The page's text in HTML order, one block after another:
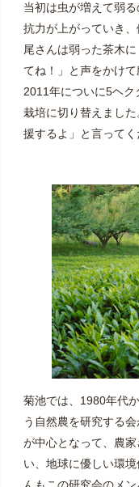
当初は虫が増えて弱
抗力が上がっていき
尾さんは弱った茶木
てね！」と声をかけて
2011年についに5ヘク
栽培に切り替えまし
援するよ」と言ってく
菊池では、1980年代
う自然農を研究する
が中心となって、農
い、地球に優しい環